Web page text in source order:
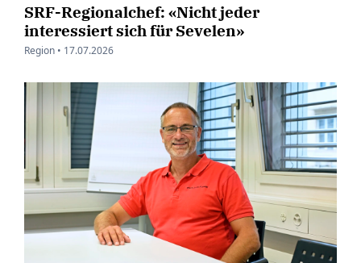
SRF-Regionalchef: «Nicht jeder
interessiert sich für Sevelen»
Region • 17.07.2026